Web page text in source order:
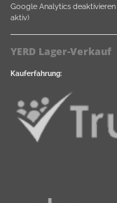
Google Analytics deaktivieren
aktiv)
YERD Lager-Verkauf
Kauferfahrung: